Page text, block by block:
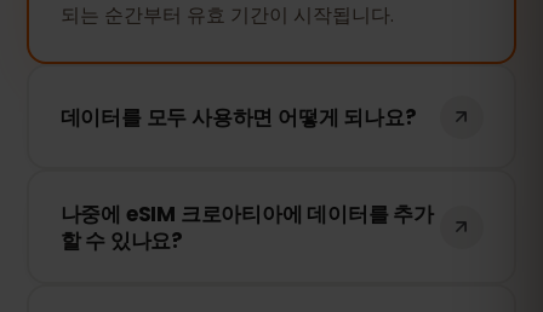
되는 순간부터 유효 기간이 시작됩니다.
데이터를 모두 사용하면 어떻게 되나요?
됩니다. eSIMFOX 대시보드에서 간편하게 추
가 데이터를 구매하여 계속 사용할 수 있습
나중에 eSIM 크로아티아에 데이터를 추가
할 수 있나요?